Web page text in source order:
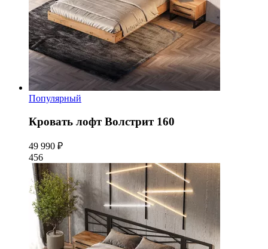
Популярный
Кровать лофт Волстрит 160
49 990 ₽
456